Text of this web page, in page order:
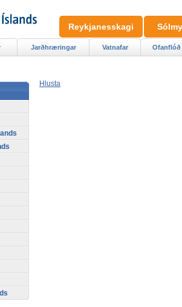
Hlusta
Jarðhræringar Vatnafar Ofanflóð
Reykjanesskagi